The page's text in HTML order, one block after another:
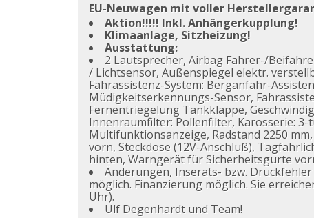
EU-Neuwagen mit voller
Aktion!!!!! Inkl. Anhängerkupplung!
Klimaanlage, Sitzheizung!
Ausstattung:
2 Lautsprecher, Airbag Fahrer-/
/ Lichtsensor, Außenspiegel elektr.
Fahrassistenz-System: Berganfahr-
Müdigkeitserkennungs-Sensor,
Fernentriegelung Tankklappe,
Innenraumfilter: Pollenfilter, Karosserie:
Multifunktionsanzeige, Radstand 2250
vorn, Steckdose (12V-Anschluß),
hinten, Warngerät für Sicherheitsgurte
Änderungen, Inserats- bzw.
möglich. Finanzierung möglich. Sie
Uhr).
Ulf Degenhardt und Team!